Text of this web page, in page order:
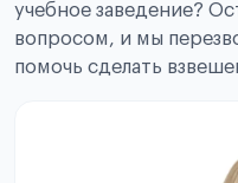
учебное заведение?
вопросом, и мы
помочь сделать